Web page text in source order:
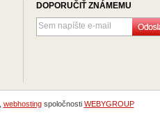
DOPORUČIŤ ZNÁMEMU
webhostingspoločnosti WEBYGROUP